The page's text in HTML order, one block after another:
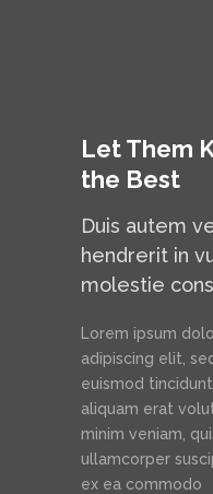
Let Them
the Best
Duis autem
hendrerit in
molestie
Lorem ipsum
adipiscing elit,
euismod
aliquam erat
minim veniam,
ullamcorper
ex ea commodo